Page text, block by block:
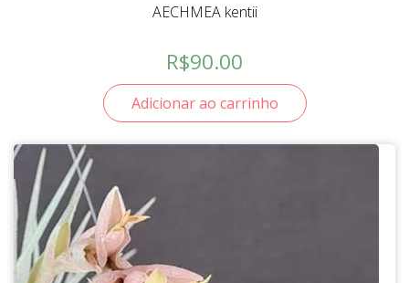
AECHMEA kentii
R$90.00
Adicionar ao carrinho